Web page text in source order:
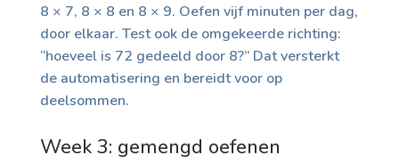
8 × 7, 8 × 8 en 8 × 9. Oefen vijf minuten per dag,
door elkaar. Test ook de omgekeerde richting:
“hoeveel is 72 gedeeld door 8?” Dat versterkt
de automatisering en bereidt voor op
deelsommen.
Week 3: gemengd oefenen